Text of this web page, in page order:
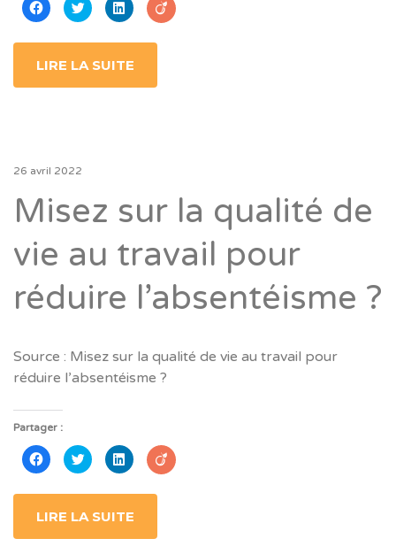
Cliquez
pour
partager
Facebook(ouvre
dans
une
fenêtre)
Cliquez
pour
partager
Twitter(ouvre
dans
une
fenêtre)
Cliquez
pour
partager
LinkedIn(ouvre
dans
une
fenêtre)
LIRE LA SUITE
26 avril 2022
Misez sur la qualité de
vie au travail pour
réduire l’absentéisme ?
Source : Misez sur la qualité de vie au travail pour
réduire l’absentéisme ?
Partager :
Cliquez
pour
partager
Facebook(ouvre
dans
une
fenêtre)
Cliquez
pour
partager
Twitter(ouvre
dans
une
fenêtre)
Cliquez
pour
partager
LinkedIn(ouvre
dans
une
fenêtre)
LIRE LA SUITE